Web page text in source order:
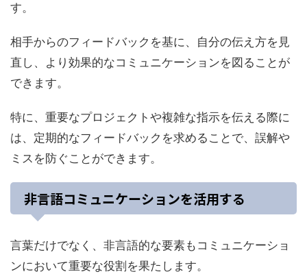
す。
相手からのフィードバックを基に、自分の伝え方を見
直し、より効果的なコミュニケーションを図ることが
できます。
特に、重要なプロジェクトや複雑な指示を伝える際に
は、定期的なフィードバックを求めることで、誤解や
ミスを防ぐことができます。
非言語コミュニケーションを活用する
言葉だけでなく、非言語的な要素もコミュニケーショ
ンにおいて重要な役割を果たします。